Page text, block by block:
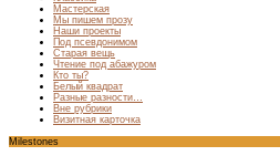
Мастерская
Мы пишем прозу
Наши проекты
Под псевдонимом
Старая вещь
Чтение под абажуром
Кто ты?
Белый квадрат
Разные разности…
Вне рубрики
Визитная карточка
Milestones